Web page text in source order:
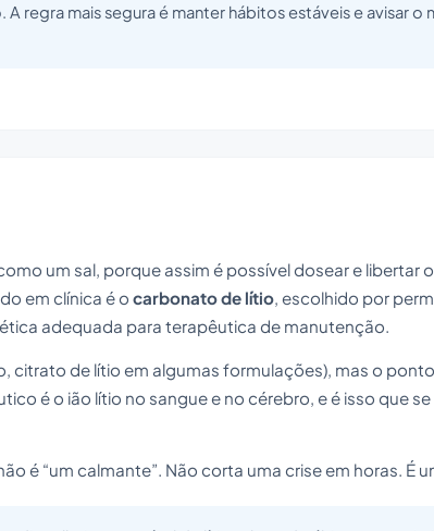
regra mais segura é manter hábitos estáveis e avisar o
um sal, porque assim é possível dosear e libertar
em clínica é o carbonato de lítio , escolhido por
adequada para terapêutica de manutenção.
citrato de lítio em algumas formulações), mas o
é o ião lítio no sangue e no cérebro, e é isso que
é “um calmante”. Não corta uma crise em horas. É